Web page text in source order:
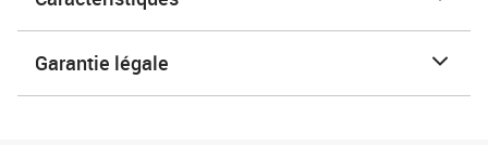
Garantie légale